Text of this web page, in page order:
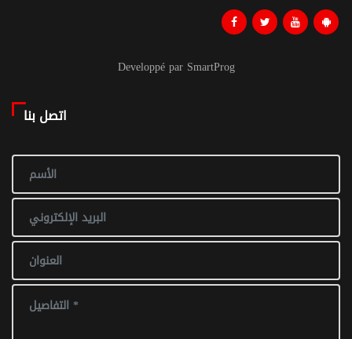
Developpé par SmartProg
اتصل بنا